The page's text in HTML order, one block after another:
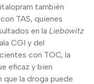
también
TAS, quienes
en la Liebowitz
CGI y del
con TOC, la
eficaz y bien
que la droga puede